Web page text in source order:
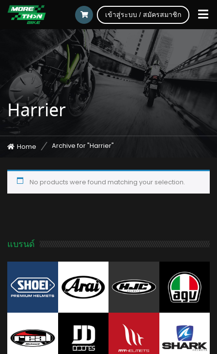
เข้าสู่ระบบ / สมัครสมาชิก
Harrier
Home Archive for "Harrier"
No products were found matching your selection.
แบรนด์